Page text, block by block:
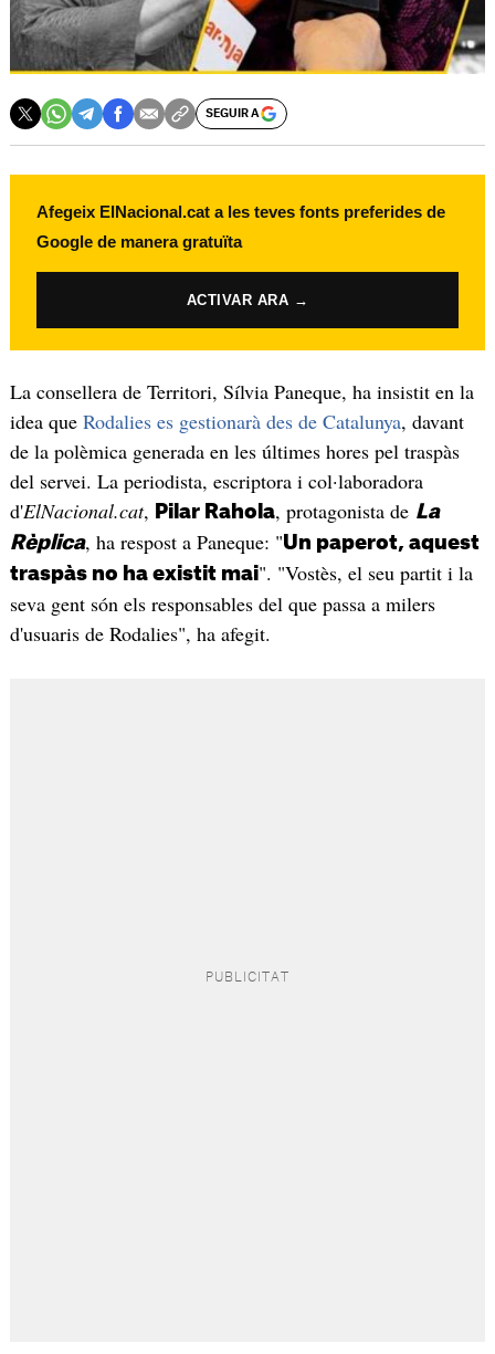
SEGUIR A
Afegeix ElNacional.cat a les teves fonts preferides de
Google de manera gratuïta
ACTIVAR ARA →
La consellera de Territori, Sílvia Paneque, ha insistit en la
idea que Rodalies es gestionarà des de Catalunya, davant
de la polèmica generada en les últimes hores pel traspàs
del servei. La periodista, escriptora i col·laboradora
d'ElNacional.cat, Pilar Rahola, protagonista de La
Rèplica, ha respost a Paneque: "Un paperot, aquest
traspàs no ha existit mai". "Vostès, el seu partit i la
seva gent són els responsables del que passa a milers
d'usuaris de Rodalies", ha afegit.